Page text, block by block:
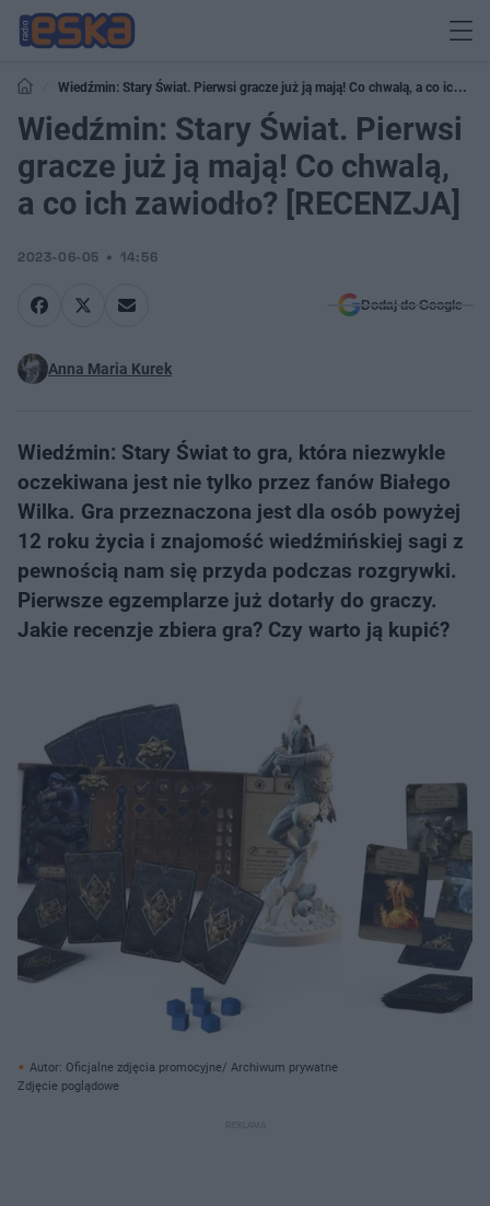
Wiedźmin: Stary Świat. Pierwsi gracze już ją mają! Co chwalą, a co ich
zawiodło? [RECENZJA]
Wiedźmin: Stary Świat. Pierwsi
gracze już ją mają! Co chwalą,
a co ich zawiodło? [RECENZJA]
2023-06-05 14:56
Dodaj do Google
Anna Maria Kurek
Wiedźmin: Stary Świat to gra, która niezwykle
oczekiwana jest nie tylko przez fanów Białego
Wilka. Gra przeznaczona jest dla osób powyżej
12 roku życia i znajomość wiedźmińskiej sagi z
pewnością nam się przyda podczas rozgrywki.
Pierwsze egzemplarze już dotarły do graczy.
Jakie recenzje zbiera gra? Czy warto ją kupić?
Autor: Oficjalne zdjęcia promocyjne/ Archiwum prywatne
Zdjęcie poglądowe